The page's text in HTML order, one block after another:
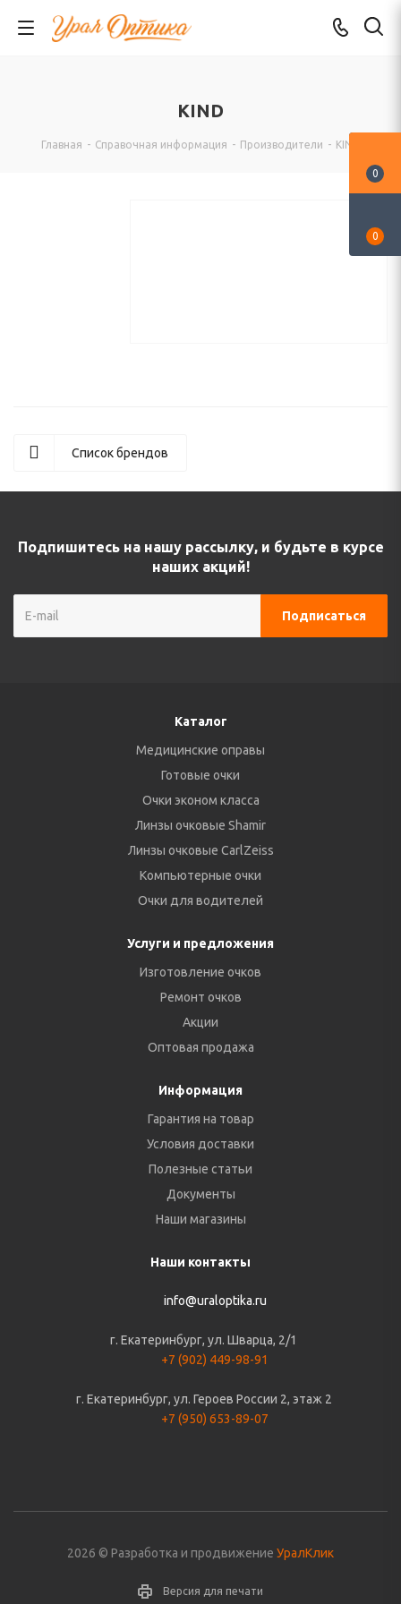
KIND
Главная - Справочная информация - Производители - KIND
Список брендов
Подпишитесь на нашу рассылку, и будьте в курсе
наших акций!
Каталог
Медицинские оправы
Готовые очки
Очки эконом класса
Линзы очковые Shamir
Линзы очковые CarlZeiss
Компьютерные очки
Очки для водителей
Услуги и предложения
Изготовление очков
Ремонт очков
Акции
Оптовая продажа
Информация
Гарантия на товар
Условия доставки
Полезные статьи
Документы
Наши магазины
Наши контакты
info@uraloptika.ru
г. Екатеринбург, ул. Шварца, 2/1
+7 (902) 449-98-91
г. Екатеринбург, ул. Героев России 2, этаж 2
+7 (950) 653-89-07
2026 © Разработка и продвижение УралКлик
Версия для печати
0
0